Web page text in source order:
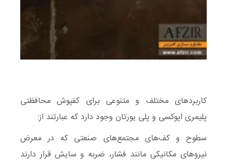
کاربردهای مختلف و متنوعی برای کفپوش محافظتی
پلیمری اپوکسی و پلی یورتان وجود دارد که عبارتند از:
سطوح و کف‌های مجتمع‌های صنعتی که در معرض
نیروهای مکانیکی مانند فشار، ضربه و سایش قرار دارند